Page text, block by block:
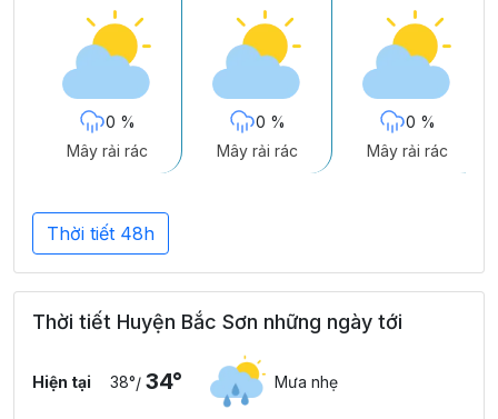
0 %
Mây rải rác
0 %
Mây rải rác
0 %
Mây rải rác
Thời tiết 48h
Thời tiết Huyện Bắc Sơn những ngày tới
Hiện tại 38°/ 34° Mưa nhẹ